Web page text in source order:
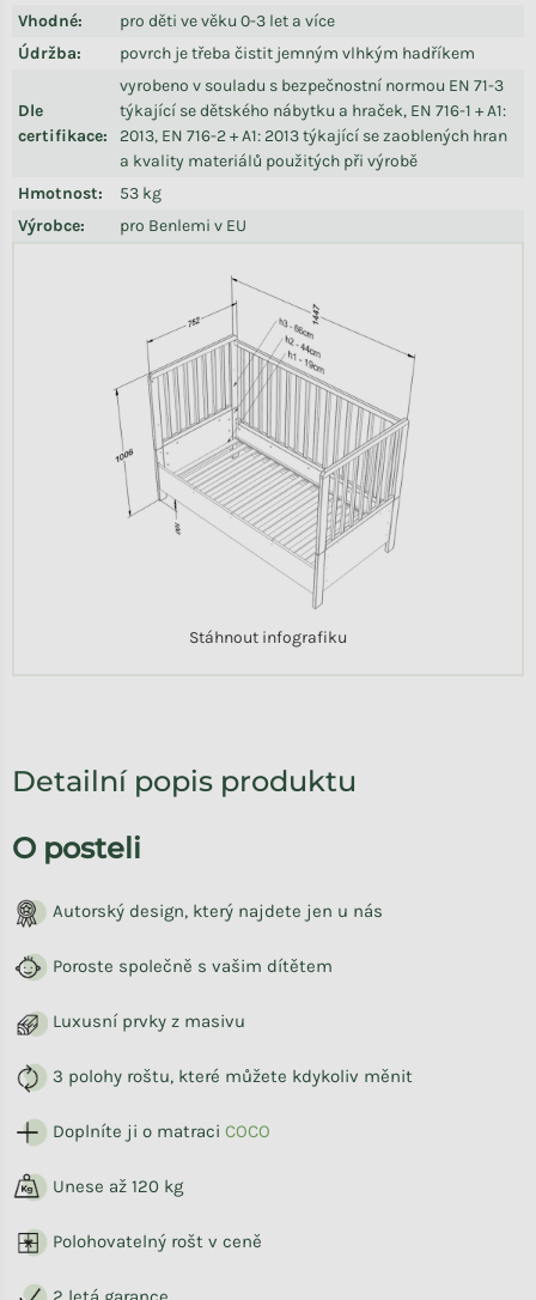
Vhodné:
pro děti ve věku 0-3 let a více
Údržba: povrch je třeba čistit jemným vlhkým hadříkem
Dle
certifikace:
vyrobeno v souladu s bezpečnostní normou EN 71-3
týkající se dětského nábytku a hraček, EN 716-1 + A1:
2013, EN 716-2 + A1: 2013 týkající se zaoblených hran
a kvality materiálů použitých při výrobě
Hmotnost:
53 kg
Výrobce: pro Benlemi v EU
Stáhnout infografiku
Detailní popis produktu
O posteli
Autorský design, který najdete jen u nás
Poroste společně s vašim dítětem
Luxusní prvky z masivu
3 polohy roštu, které můžete kdykoliv měnit
Doplníte ji o matraci COCO
Unese až 120 kg
Polohovatelný rošt v ceně